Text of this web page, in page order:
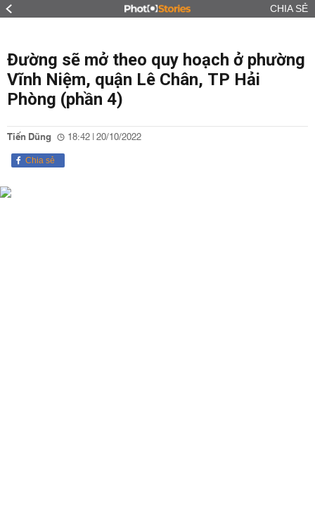
CHIA SẺ
Đường sẽ mở theo quy hoạch ở phường
Vĩnh Niệm, quận Lê Chân, TP Hải
Phòng (phần 4)
Tiến Dũng 18:42 | 20/10/2022
Chia sẻ